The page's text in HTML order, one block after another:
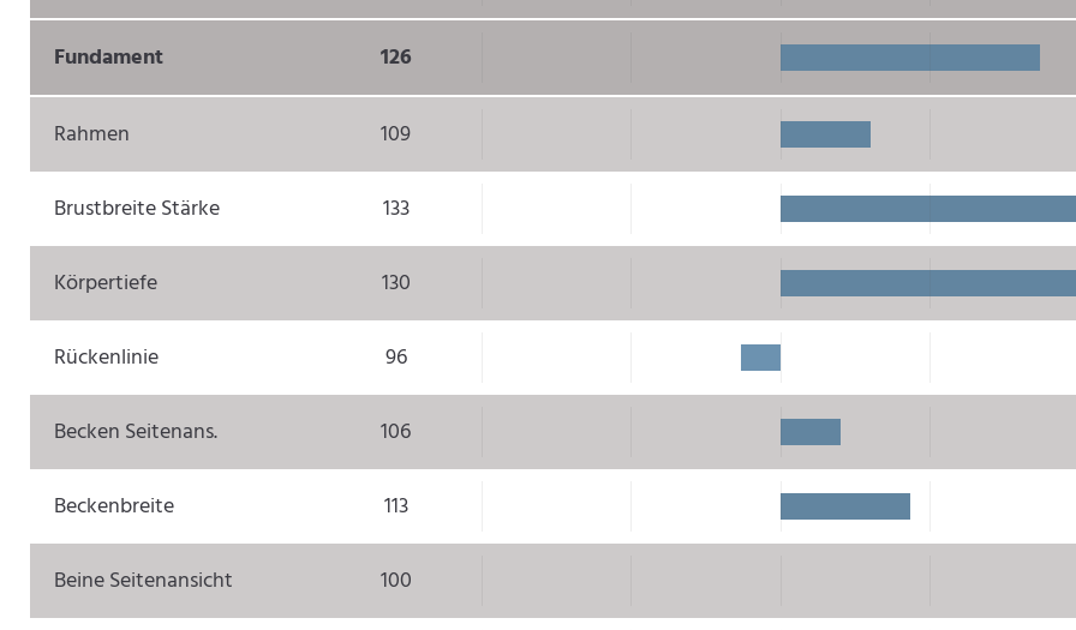
Fundament 126
Rahmen 109
Brustbreite Stärke 133
Körpertiefe 130
Rückenlinie 96
Becken Seitenans. 106
Beckenbreite 113
Beine Seitenansicht 100